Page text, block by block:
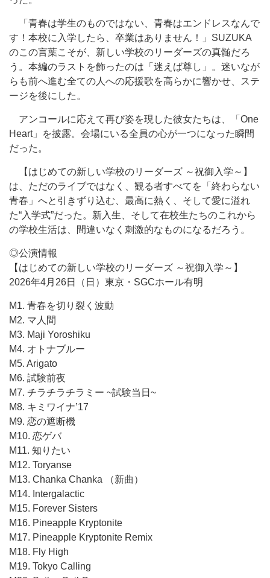
「青春は学生のものではない、青春はエンドレスなんで
す！本校に入学したら、卒業はありません！」SUZUKA
のこの言葉こそが、新しい学校のリーダーズの真髄だろ
う。本編のラストを飾ったのは「迷えば尊し」。迷いなが
らも前へ進む全ての人への応援歌を高らかに響かせ、ステ
ージを後にした。
アンコールに応えて再び姿を現した彼女たちは、「One
Heart」を披露。会場にいる全員の心が一つになった瞬間
だった。
【はじめての新しい学校のリーダーズ ～祝御入学～】
は、ただのライブではなく、観る者すべてを「終わらない
青春」へと引きずり込む、最高に熱く、そして愛に溢れ
た“入学式”だった。新入生、そして在校生たちのこれから
の学校生活は、間違いなく刺激的なものになるだろう。
◎公演情報
【はじめての新しい学校のリーダーズ ～祝御入学～】
2026年4月26日（日）東京・SGCホール有明
M1. 青春を切り裂く波動
M2. マ人間
M3. Maji Yoroshiku
M4. オトナブルー
M5. Arigato
M6. 試験前夜
M7. チラチラチラミー ~試験当日~
M8. キミワイナ’17
M9. 恋の遮断機
M10. 恋ゲバ
M11. 知りたい
M12. Toryanse
M13. Chanka Chanka （新曲）
M14. Intergalactic
M15. Forever Sisters
M16. Pineapple Kryptonite
M17. Pineapple Kryptonite Remix
M18. Fly High
M19. Tokyo Calling